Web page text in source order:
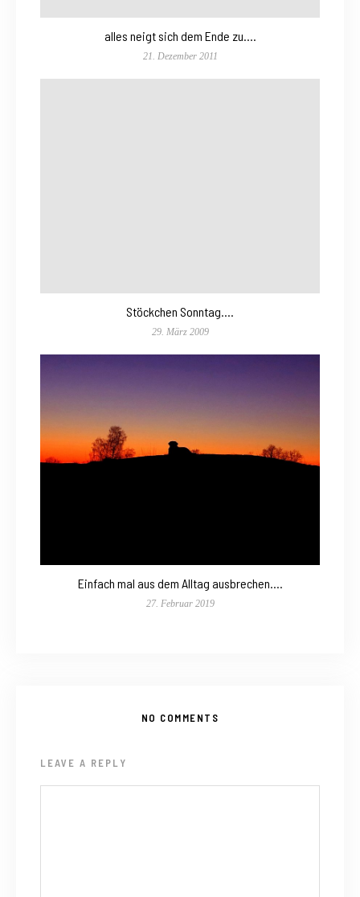
alles neigt sich dem Ende zu….
21. Dezember 2011
Stöckchen Sonntag….
29. März 2009
Einfach mal aus dem Alltag ausbrechen….
27. Februar 2019
NO COMMENTS
LEAVE A REPLY